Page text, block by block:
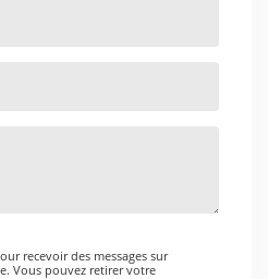
recevoir des messages sur
Vous pouvez retirer votre